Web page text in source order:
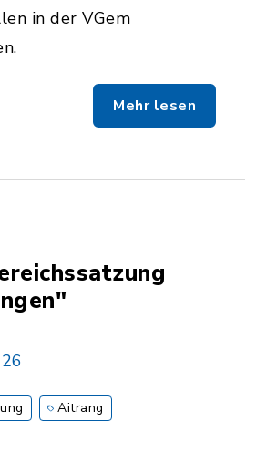
in der VGem
Mehr lesen
Aitrang